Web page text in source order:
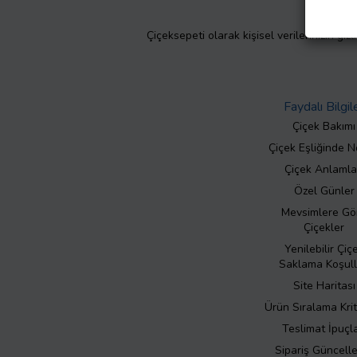
Çiçeksepeti olarak kişisel verilerinizin
Faydalı
Çiçek Bakımı
Çiçek Eşliğinde
Çiçek
Özel Günler
Mevsimlere
Çiçekler
Yenilebilir
Saklama
Site Haritası
Ürün Sıralama
Teslimat
Sipariş